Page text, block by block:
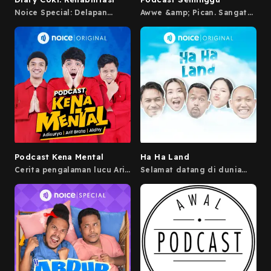
Noice Special: Delapan
selama Rehabilitasi.
Awwe &amp; Pican. Sangat
inquiries please contact:
contact@podkesmas.asia
Podcast Kena Mental
Cerita pengalaman lucu Arif
ketemu sama orang-orang
yang kelakuannya bikin kita
kena mental
Ha Ha Land
Selamat datang di dunia